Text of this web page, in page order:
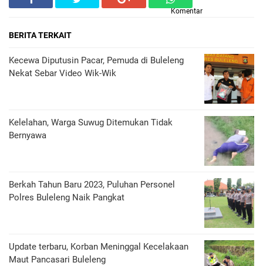
Komentar
BERITA TERKAIT
Kecewa Diputusin Pacar, Pemuda di Buleleng
Nekat Sebar Video Wik-Wik
Kelelahan, Warga Suwug Ditemukan Tidak
Bernyawa
Berkah Tahun Baru 2023, Puluhan Personel
Polres Buleleng Naik Pangkat
Update terbaru, Korban Meninggal Kecelakaan
Maut Pancasari Buleleng